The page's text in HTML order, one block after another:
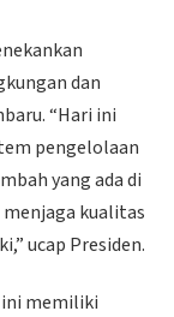
dan
“Hari ini
pengelolaan
yang ada di
kualitas
ucap Presiden.
memiliki